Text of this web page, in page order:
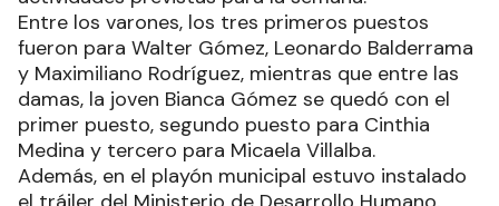
Entre los varones, los tres primeros puestos
fueron para Walter Gómez, Leonardo Balderrama
y Maximiliano Rodríguez, mientras que entre las
damas, la joven Bianca Gómez se quedó con el
primer puesto, segundo puesto para Cinthia
Medina y tercero para Micaela Villalba.
Además, en el playón municipal estuvo instalado